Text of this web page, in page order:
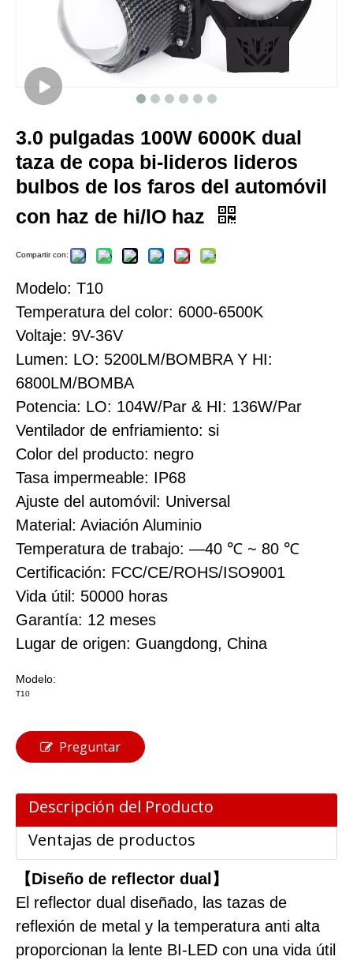
3.0 pulgadas 100W 6000K dual
taza de copa bi-lideros lideros
bulbos de los faros del automóvil
con haz de hi/lO haz
Compartir con:
Modelo: T10
Temperatura del color: 6000-6500K
Voltaje: 9V-36V
Lumen: LO: 5200LM/BOMBRA Y HI:
6800LM/BOMBA
Potencia: LO: 104W/Par & HI: 136W/Par
Ventilador de enfriamiento: si
Color del producto: negro
Tasa impermeable: IP68
Ajuste del automóvil: Universal
Material: Aviación Aluminio
Temperatura de trabajo: —40 ℃ ~ 80 ℃
Certificación: FCC/CE/ROHS/ISO9001
Vida útil: 50000 horas
Garantía: 12 meses
Lugar de origen: Guangdong, China
Modelo:
T10
Preguntar
Descripción del Producto
Ventajas de productos
【Diseño de reflector dual】
El reflector dual diseñado, las tazas de
reflexión de metal y la temperatura anti alta
proporcionan la lente BI-LED con una vida útil